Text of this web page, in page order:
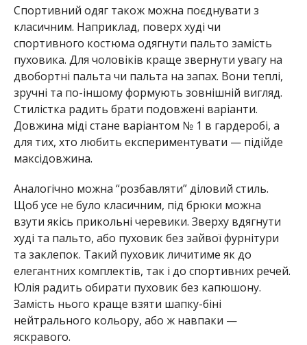
Спортивний одяг також можна поєднувати з
класичним. Наприклад, поверх худі чи
спортивного костюма одягнути пальто замість
пуховика. Для чоловіків краще звернути увагу на
двобортні пальта чи пальта на запах. Вони теплі,
зручні та по-іншому формують зовнішній вигляд.
Стилістка радить брати подовжені варіанти.
Довжина міді стане варіантом № 1 в гардеробі, а
для тих, хто любить експериментувати — підійде
максідовжина.
Аналогічно можна “розбавляти” діловий стиль.
Щоб усе не було класичним, під брюки можна
взути якісь прикольні черевики. Зверху вдягнути
худі та пальто, або пуховик без зайвої фурнітури
та заклепок. Такий пуховик личитиме як до
елегантних комплектів, так і до спортивних речей.
Юлія радить обирати пуховик без капюшону.
Замість нього краще взяти шапку-біні
нейтрального кольору, або ж навпаки —
яскравого.